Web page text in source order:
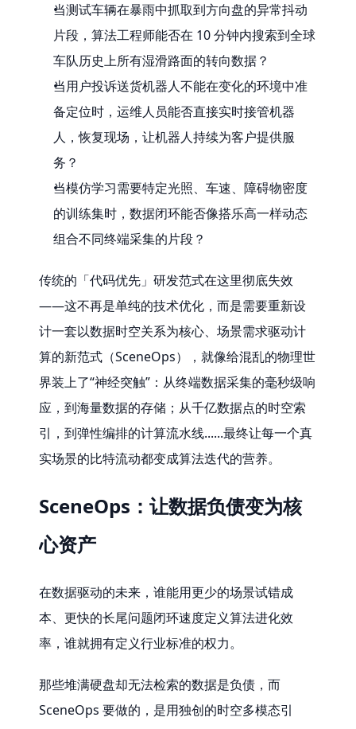
当测试车辆在暴雨中抓取到方向盘的异常抖动
片段，算法工程师能否在 10 分钟内搜索到全球
车队历史上所有湿滑路面的转向数据？
当用户投诉送货机器人不能在变化的环境中准
备定位时，运维人员能否直接实时接管机器
人，恢复现场，让机器人持续为客户提供服
务？
当模仿学习需要特定光照、车速、障碍物密度
的训练集时，数据闭环能否像搭乐高一样动态
组合不同终端采集的片段？
传统的「代码优先」研发范式在这里彻底失效
——这不再是单纯的技术优化，而是需要重新设
计一套以数据时空关系为核心、场景需求驱动计
算的新范式（SceneOps），就像给混乱的物理世
界装上了“神经突触”：从终端数据采集的毫秒级响
应，到海量数据的存储；从千亿数据点的时空索
引，到弹性编排的计算流水线......最终让每一个真
实场景的比特流动都变成算法迭代的营养。
SceneOps：让数据负债变为核
心资产
在数据驱动的未来，谁能用更少的场景试错成
本、更快的长尾问题闭环速度定义算法进化效
率，谁就拥有定义行业标准的权力。
那些堆满硬盘却无法检索的数据是负债，而
SceneOps 要做的，是用独创的时空多模态引